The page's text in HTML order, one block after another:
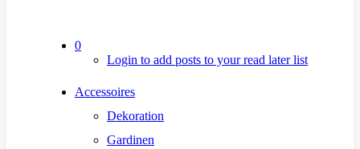
0
Login to add posts to your read later list
Accessoires
Dekoration
Gardinen